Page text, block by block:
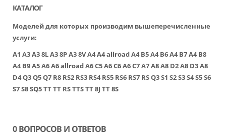
КАТАЛОГ
Моделей для которых производим вышеперечисленные
услуги:
A1 A3A3 8LA3 8PA3 8VA4A4 allroadA4 B5A4 B6A4 B7A4 B8
A4 B9A5A6A6 allroadA6 C5A6 C6A6 C7A7A8A8 D2A8 D3A8
D4Q3Q5Q7 R8 RS2 RS3 RS4 RS5 RS6 RS7 RS Q3S1 S2S3S4S5S6
S7S8SQ5TTTT RSTTSTT 8J TT 8S
0 ВОПРОСОВ И ОТВЕТОВ